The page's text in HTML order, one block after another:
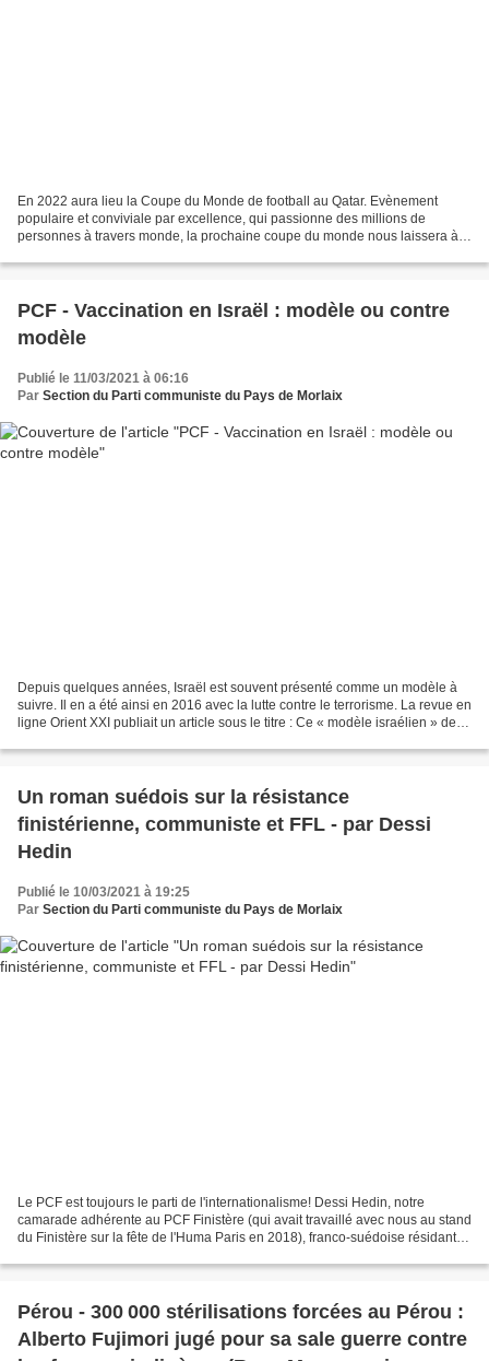
En 2022 aura lieu la Coupe du Monde de football au Qatar. Evènement
populaire et conviviale par excellence, qui passionne des millions de
personnes à travers monde, la prochaine coupe du monde nous laissera à
PCF - Vaccination en Israël : modèle ou contre
modèle
Publié le 11/03/2021 à 06:16
Par Section du Parti communiste du Pays de Morlaix
Depuis quelques années, Israël est souvent présenté comme un modèle à
suivre. Il en a été ainsi en 2016 avec la lutte contre le terrorisme. La revue en
ligne Orient XXI publiait un article sous le titre : Ce « modèle israélien » de
Un roman suédois sur la résistance
finistérienne, communiste et FFL - par Dessi
Hedin
Publié le 10/03/2021 à 19:25
Par Section du Parti communiste du Pays de Morlaix
Le PCF est toujours le parti de l'internationalisme! Dessi Hedin, notre
camarade adhérente au PCF Finistère (qui avait travaillé avec nous au stand
du Finistère sur la fête de l'Huma Paris en 2018), franco-suédoise résidant
Pérou - 300 000 stérilisations forcées au Pérou :
Alberto Fujimori jugé pour sa sale guerre contre